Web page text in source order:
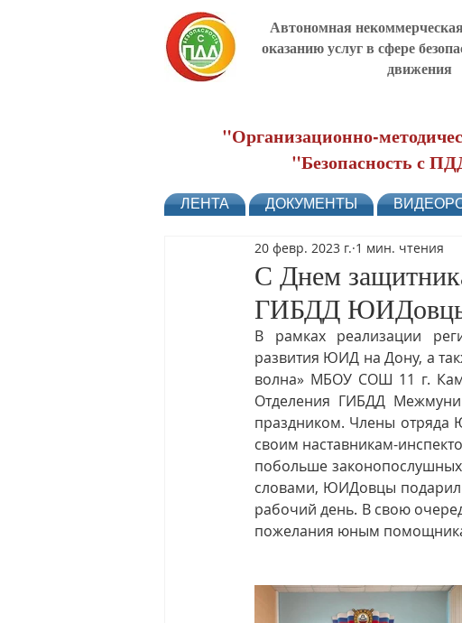
Автономная
оказанию услуг в сфере
движения
"Организационно-
"Безопасность с
ЛЕНТА ДОКУМЕНТЫ
С Днем
ГИБДД
20 февр. 2023 г. 1 мин. чтения
В рамках реализации
развития ЮИД на Дону, а
волна» МБОУ СОШ 11 г.
Отделения ГИБДД
праздником. Члены отряда
своим наставникам-
побольше
словами, ЮИДовцы
рабочий день. В свою
пожелания юным